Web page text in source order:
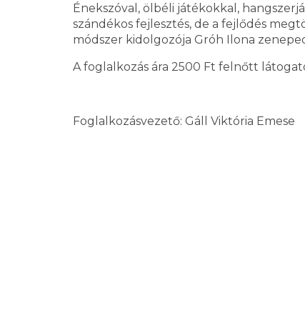
Énekszóval, ölbéli játékokkal,
szándékos fejlesztés, de a fejlődés
módszer kidolgozója Gróh Ilona
A foglalkozás ára 2500 Ft felnőtt
Foglalkozásvezető: Gáll Viktória Emese